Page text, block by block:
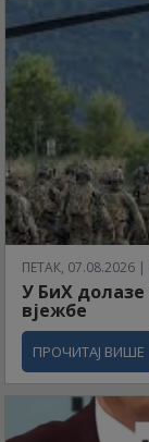
ПЕТАК, 07.08.2026 |
У БиХ долазе
вјежбе
ПРОЧИТАЈ ВИШЕ